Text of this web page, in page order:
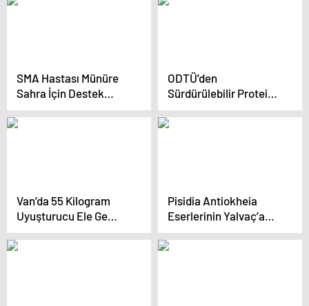
SMA Hastası Münüre
Sahra İçin Destek
Çağrısı
ODTÜ’den
Sürdürülebilir Protein
Projesi
Van’da 55 Kilogram
Uyuşturucu Ele Ge
geçti
Pisidia Antiokheia
Eserlerinin Yalvaç’a
İadesi İstendi